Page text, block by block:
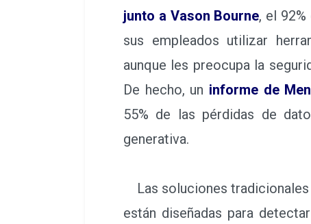
junto a Vason Bourne, el
sus empleados utilizar
aunque les preocupa la
De hecho, un informe de
55% de las pérdidas de
generativa.
Las soluciones
están diseñadas para